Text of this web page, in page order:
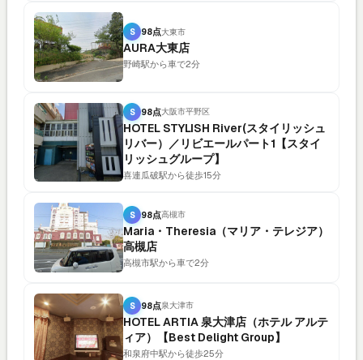
S 98点大東市
AURA大東店
野崎駅から車で2分
S 98点大阪市平野区
HOTEL STYLISH River(スタイリッシュ
リバー）／リビエールパート1【スタイ
リッシュグループ】
喜連瓜破駅から徒歩15分
S 98点高槻市
Maria・Theresia（マリア・テレジア）
高槻店
高槻市駅から車で2分
S 98点泉大津市
HOTEL ARTIA 泉大津店（ホテル アルテ
ィア）【Best Delight Group】
和泉府中駅から徒歩25分